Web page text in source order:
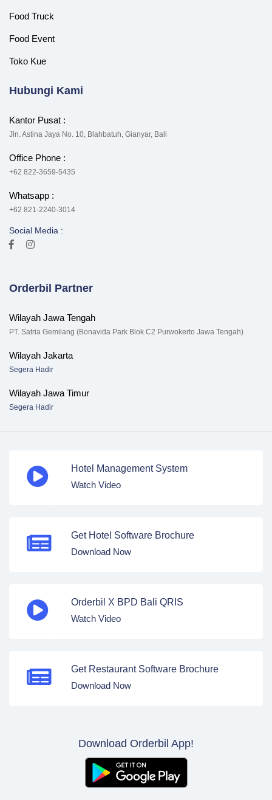
Food Truck
Food Event
Toko Kue
Hubungi Kami
Kantor Pusat :
Jln. Astina Jaya No. 10, Blahbatuh, Gianyar, Bali
Office Phone :
+62 822-3659-5435
Whatsapp :
+62 821-2240-3014
Social Media :
Orderbil Partner
Wilayah Jawa Tengah
PT. Satria Gemilang (Bonavida Park Blok C2 Purwokerto Jawa Tengah)
Wilayah Jakarta
Segera Hadir
Wilayah Jawa Timur
Segera Hadir
Hotel Management System
Watch Video
Get Hotel Software Brochure
Download Now
Orderbil X BPD Bali QRIS
Watch Video
Get Restaurant Software Brochure
Download Now
Download Orderbil App!